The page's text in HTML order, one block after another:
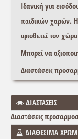
Ιδανική για
παιδικών χαρών.
οριοθετεί τον
Μπορεί να
Διαστάσεις
ΔΙΑΣΤΑΣΕΙΣ
Διαστάσεις
ΔΙΑΘΕΣΙΜΑ